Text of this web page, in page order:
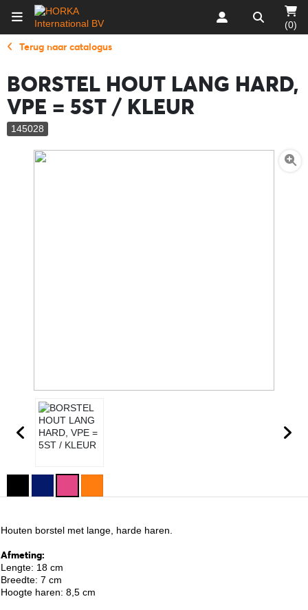
(0)
Terug naar catalogus
BORSTEL HOUT LANG HARD,
VPE = 5ST / KLEUR
145028
Houten borstel met lange, harde haren.
Afmeting:
Lengte: 18 cm
Breedte: 7 cm
Hoogte haren: 8,5 cm